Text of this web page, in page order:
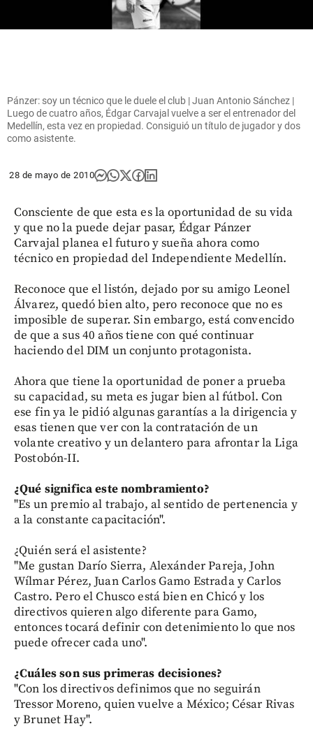
Pánzer: soy un técnico que le duele el club | Juan Antonio Sánchez |
Luego de cuatro años, Édgar Carvajal vuelve a ser el entrenador del
Medellín, esta vez en propiedad. Consiguió un título de jugador y dos
como asistente.
28 de mayo de 2010
Consciente de que esta es la oportunidad de su vida
y que no la puede dejar pasar, Édgar Pánzer
Carvajal planea el futuro y sueña ahora como
técnico en propiedad del Independiente Medellín.
Reconoce que el listón, dejado por su amigo Leonel
Álvarez, quedó bien alto, pero reconoce que no es
imposible de superar. Sin embargo, está convencido
de que a sus 40 años tiene con qué continuar
haciendo del DIM un conjunto protagonista.
Ahora que tiene la oportunidad de poner a prueba
su capacidad, su meta es jugar bien al fútbol. Con
ese fin ya le pidió algunas garantías a la dirigencia y
esas tienen que ver con la contratación de un
volante creativo y un delantero para afrontar la Liga
Postobón-II.
¿Qué significa este nombramiento?
"Es un premio al trabajo, al sentido de pertenencia y
a la constante capacitación".
¿Quién será el asistente?
"Me gustan Darío Sierra, Alexánder Pareja, John
Wílmar Pérez, Juan Carlos Gamo Estrada y Carlos
Castro. Pero el Chusco está bien en Chicó y los
directivos quieren algo diferente para Gamo,
entonces tocará definir con detenimiento lo que nos
puede ofrecer cada uno".
¿Cuáles son sus primeras decisiones?
"Con los directivos definimos que no seguirán
Tressor Moreno, quien vuelve a México; César Rivas
y Brunet Hay".